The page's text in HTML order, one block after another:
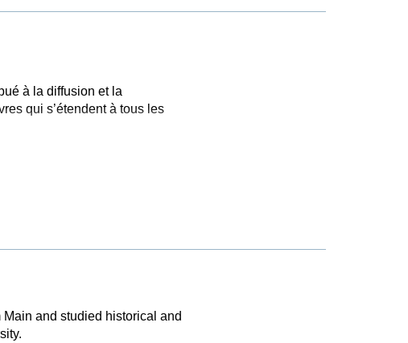
à la diffusion et la
qui s’étendent à tous les
and studied historical and